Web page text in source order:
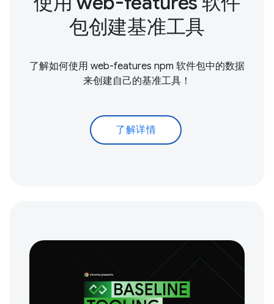
包创建基准工具
了解如何使用 web-features npm 软件包中的数据
来创建自己的基准工具！
了解详情